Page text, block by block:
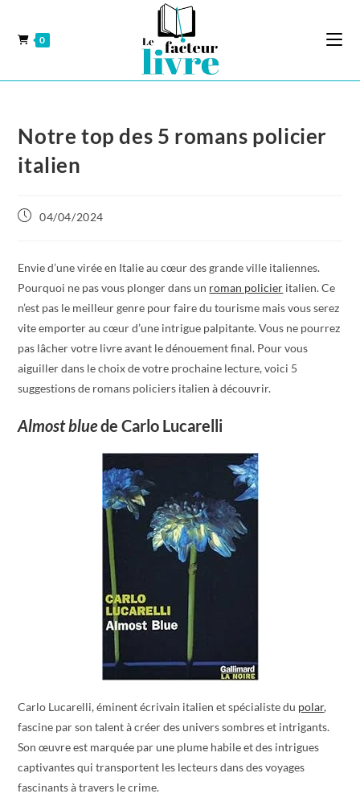
0
Notre top des 5 romans policier
italien
04/04/2024
Envie d’une virée en Italie au cœur des grande ville italiennes.
Pourquoi ne pas vous plonger dans un roman policier italien. Ce
n’est pas le meilleur genre pour faire du tourisme mais vous serez
vite emporter au cœur d’une intrigue palpitante. Vous ne pourrez
pas lâcher votre livre avant le dénouement final. Pour vous
aiguiller dans le choix de votre prochaine lecture, voici 5
suggestions de romans policiers italien à découvrir.
Almost bluede Carlo Lucarelli
Carlo Lucarelli, éminent écrivain italien et spécialiste du polar,
fascine par son talent à créer des univers sombres et intrigants.
Son œuvre est marquée par une plume habile et des intrigues
captivantes qui transportent les lecteurs dans des voyages
fascinants à travers le crime.